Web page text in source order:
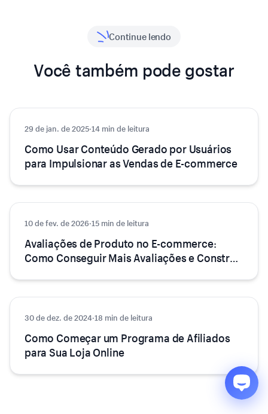
Continue lendo
Você também pode gostar
Marketing
29 de jan. de 2025·14 min de leitura
Como Usar Conteúdo Gerado por Usuários
para Impulsionar as Vendas de E-commerce
Marketing
10 de fev. de 2026·15 min de leitura
Avaliações de Produto no E-commerce:
Como Conseguir Mais Avaliações e Construir
Marketing
30 de dez. de 2024·18 min de leitura
Como Começar um Programa de Afiliados
para Sua Loja Online